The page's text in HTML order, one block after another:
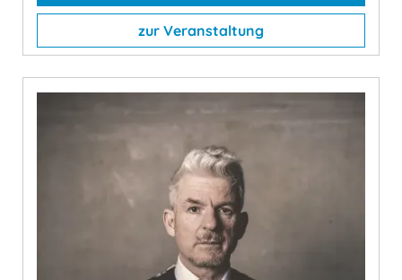
zur Veranstaltung